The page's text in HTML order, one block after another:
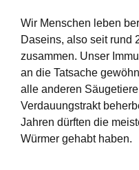
Wir Menschen leben
Daseins, also seit rund
zusammen. Unser
an die Tatsache
alle anderen
Verdauungstrakt
Jahren dürften die
Würmer gehabt haben.